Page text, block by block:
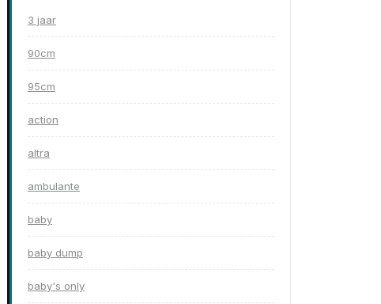
3 jaar
90cm
95cm
action
altra
ambulante
baby
baby dump
baby's only